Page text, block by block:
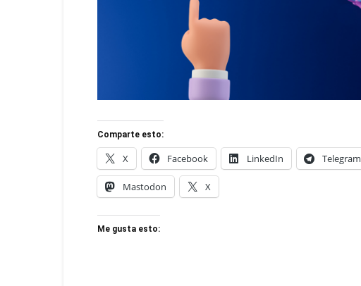
Comparte esto:
X Facebook LinkedIn Telegram
Mastodon X
Me gusta esto: